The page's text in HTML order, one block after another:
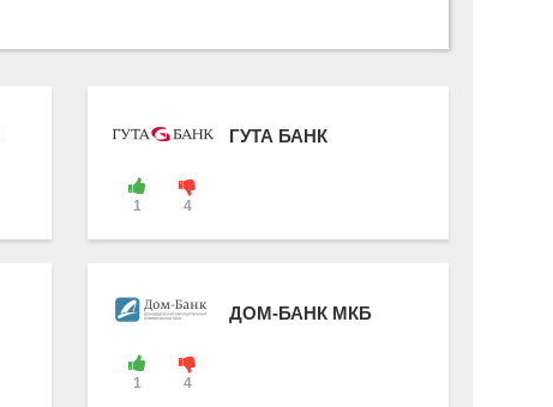
1 4
ГУТА БАНК
1 4
ДОМ-БАНК МКБ